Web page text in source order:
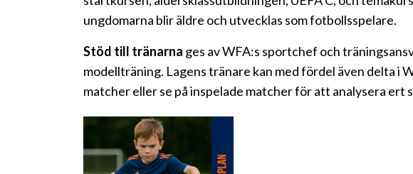
ungdomarna blir äldre och utvecklas som fotbollsspelare.
Stöd till tränarna ges av WFA:s sportchef och
modellträning. Lagens tränare kan med fördel även delta i
matcher eller se på inspelade matcher för att analysera ert